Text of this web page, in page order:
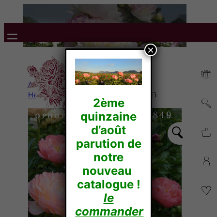
Accueil/Pivoines
Herbacées/ / CORAL SUNSET
2ème
quinzaine
d’août
parution de
notre
nouveau
catalogue !
le
commander
×